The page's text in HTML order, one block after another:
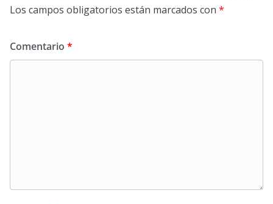
Los campos obligatorios están marcados con *
Comentario *